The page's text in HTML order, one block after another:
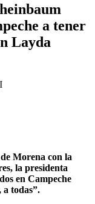
a tener
Layda
Morena con la
la presidenta
en Campeche
a todas”.